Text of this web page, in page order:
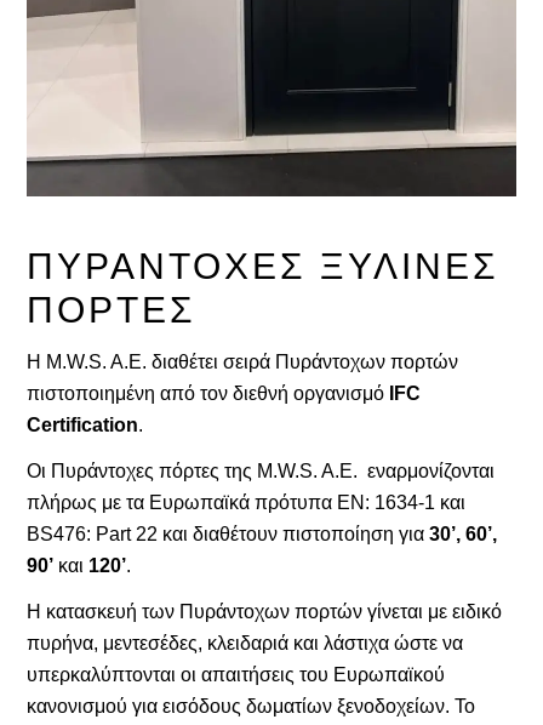
ΠΥΡΆΝΤΟΧΕΣ ΞΎΛΙΝΕΣ
ΠΌΡΤΕΣ
Η M.W.S. A.E. διαθέτει σειρά Πυράντοχων πορτών
πιστοποιημένη από τον διεθνή οργανισμό
IFC
Certification.
Οι Πυράντοχες πόρτες της M.W.S. A.E. εναρμονίζονται
πλήρως με τα Ευρωπαϊκά πρότυπα ΕΝ: 1634-1 και
BS476: Part 22 και διαθέτουν πιστοποίηση για30’, 60’,
90’ και 120’.
Η κατασκευή των Πυράντοχων πορτών γίνεται με ειδικό
πυρήνα, μεντεσέδες, κλειδαριά και λάστιχα ώστε να
υπερκαλύπτονται οι απαιτήσεις του Ευρωπαϊκού
κανονισμού για εισόδους δωματίων ξενοδοχείων. Το